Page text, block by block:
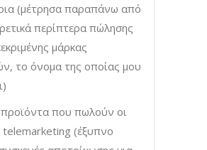
(μέτρησα παραπάνω από
περίπτερα πώλησης
μάρκας
το όνομα της οποίας μου
που πωλούν οι
telemarketing (έξυπνο